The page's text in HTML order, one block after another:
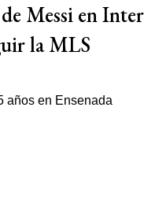
Messi en Inter
la MLS